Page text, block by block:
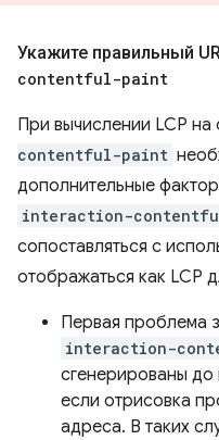
Укажите правильный
contentful-paint
При вычислении LCP на
contentful-paint
дополнительные
interaction-
сопоставляться с
отображаться как LCP
Первая проблема
interaction-
сгенерированы до
если отрисовка
адреса. В таких